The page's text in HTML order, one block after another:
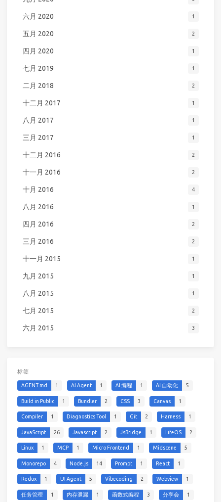
六月 2020 1
五月 2020 2
四月 2020 1
七月 2019 1
二月 2018 2
十二月 2017 1
八月 2017 1
三月 2017 1
十二月 2016 2
十一月 2016 2
十月 2016 4
八月 2016 1
四月 2016 2
三月 2016 2
十一月 2015 1
九月 2015 1
八月 2015 1
七月 2015 2
六月 2015 3
标签
AGENT.md 1 AI Agent 1 AI 编程 1 AI 自动化 5
Build in Public 1 Bundler 2 CSS 3 Canvas 1
Compiler 1 Diagnostics Tool 1 Git 2 Harness 1
JavaScript 26 Javascript 2 JsBridge 1 LifeOS 2
Linux 1 MCP 1 Micro Frontend 1 Midscene 5
Monorepo 4 Node.js 14 Prompt 1 React 1
Redux 1 UI Agent 5 Vibecoding 2 Webview 1
任务管理 1 内存泄漏 1 函数式编程 3 分享会 1